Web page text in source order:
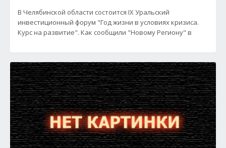
В Челябинской области состоится IX Уральский
инвестиционный форум "Год жизни в условиях кризиса.
Курс на развитие". Как сообщили "Новому Региону" в